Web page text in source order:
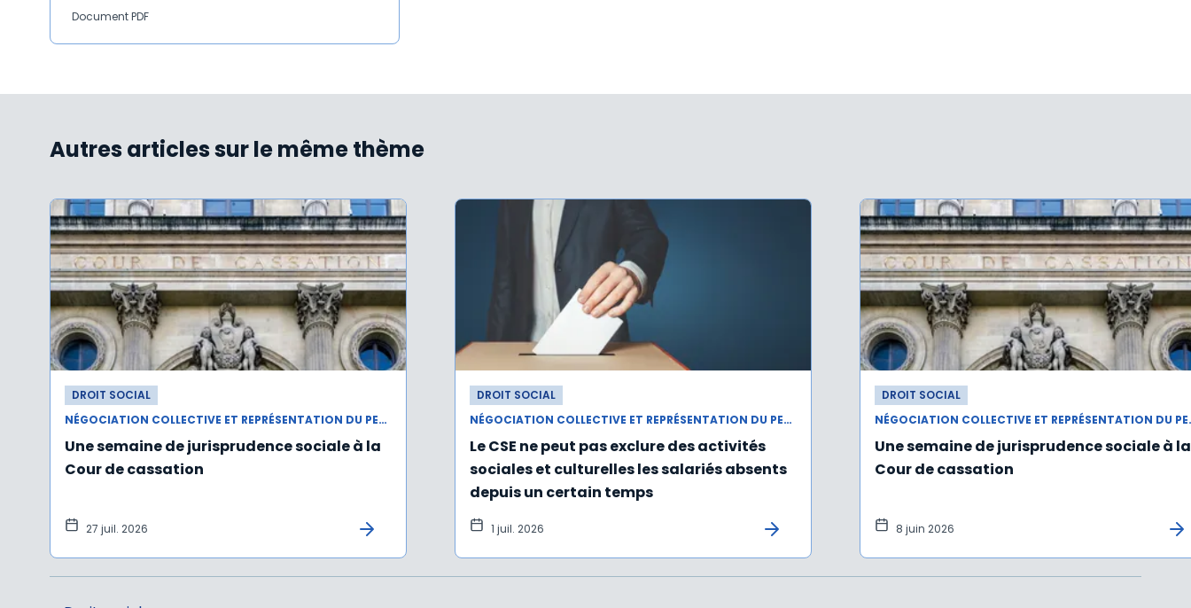
Document PDF
Autres articles sur le même thème
DROIT SOCIAL
NÉGOCIATION COLLECTIVE ET REPRÉSENTATION DU PERSONNEL
Une semaine de jurisprudence sociale à la
Cour de cassation
27 juil. 2026
DROIT SOCIAL
NÉGOCIATION COLLECTIVE ET REPRÉSENTATION DU PERSONNEL
Le CSE ne peut pas exclure des activités
sociales et culturelles les salariés absents
depuis un certain temps
1 juil. 2026
DROIT SOCIAL
Une semaine de jurisprudence sociale à la
Cour de cassation
8 juin 2026